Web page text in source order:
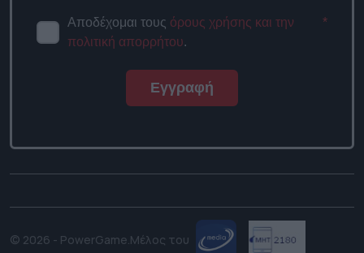
Αποδέχομαι τους όρους χρήσης και την
πολιτική απορρήτου.
*
Εγγραφή
© 2026 - PowerGame.Μέλος του